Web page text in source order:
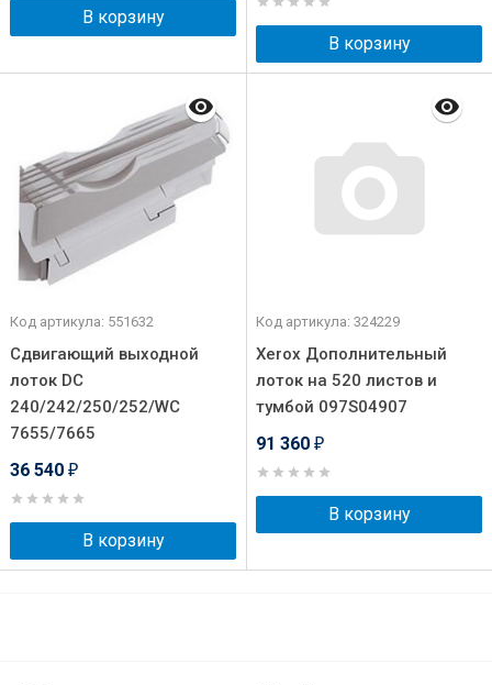
В корзину
В корзину
Код артикула: 551632
Сдвигающий выходной
лоток DC
240/242/250/252/WC
7655/7665
36 540 ₽
В корзину
Код артикула: 324229
Xerox Дополнительный
лоток на 520 листов и
тумбой 097S04907
91 360 ₽
В корзину